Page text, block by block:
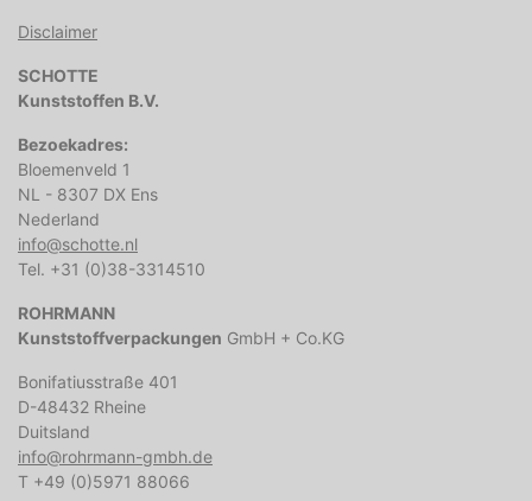
Disclaimer
SCHOTTE
Kunststoffen B.V.
Bezoekadres:
Bloemenveld 1
NL - 8307 DX Ens
Nederland
info@schotte.nl
Tel. +31 (0)38-3314510
ROHRMANN
Kunststoffverpackungen GmbH + Co.KG
Bonifatiusstraße 401
D-48432 Rheine
Duitsland
info@rohrmann-gmbh.de
T +49 (0)5971 88066